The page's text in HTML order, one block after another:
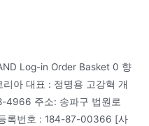
Log-in Order Basket 0 향
아 대표 : 정명용 고강혁 개
4966 주소: 송파구 법원로
록번호 : 184-87-00366 [사